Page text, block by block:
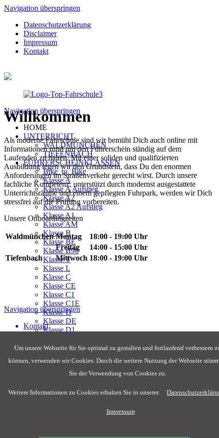
Navigation überspringen
Datenschutzerklärung
Disclaimer
Impressum
Kontakt
Navigation überspringen
HOME
UNTERRICHT
WALDMÜNCHEN
TIEFENBACH
FÜHRERSCHEINKLASSEN
Bike_to_Bike
Klasse A
Klasse A Aufstieg
Klasse A2
Klasse A2 Aufstieg
Klasse A1
Klasse AM
Klasse B
Klasse BE
Klasse B96
Klasse T
Klasse L
Klasse C
Klasse CE
Klasse C1
Klasse C1E
Klasse D
Klasse DE
Klasse D1
Mofa
Ausbildungsvideos
Ausbildungsvideos
Willkommen
Als moderne Fahrschule sind wir bemüht Dich auch online mit
Informationen rund um den Führerschein ständig auf dem
Laufenden zu halten. Mit einer soliden und qualifizierten
Ausbildung legen wir den Grundstein, dass Du den enormen
Anforderungen im Straßenverkehr gerecht wirst. Durch unsere
fachliche Kompetenz, unterstützt durch modernst ausgestattete
Unterrichtsräume und einem gepflegten Fuhrpark, werden wir Dich
stressfrei auf die Prüfung vorbereiten.
Unsere Onboardingzeiten
Waldmünchen Montag
18:00 - 19:00 Uhr
Freitag
14:00 - 15:00 Uhr
Tiefenbach
Mittwoch 18:00 - 19:00 Uhr
Navigation überspringen
Kontakt
Inhaber: Thomas Preißing
93449 Waldmünchen
Um unsere Webseite für Sie optimal zu gestalten und fortlaufend verbessern
können, verwenden wir Cookies. Durch die weitere Nutzung der Webseite
Sie der Verwendung von Cookies zu.
Weitere Informationen zu Cookies erhalten Sie in unserer
Impressum